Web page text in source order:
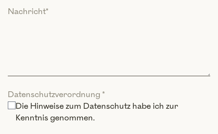
Nachricht*
Datenschutzverordnung *
Die Hinweise zum Datenschutz habe ich zur
Kenntnis genommen.